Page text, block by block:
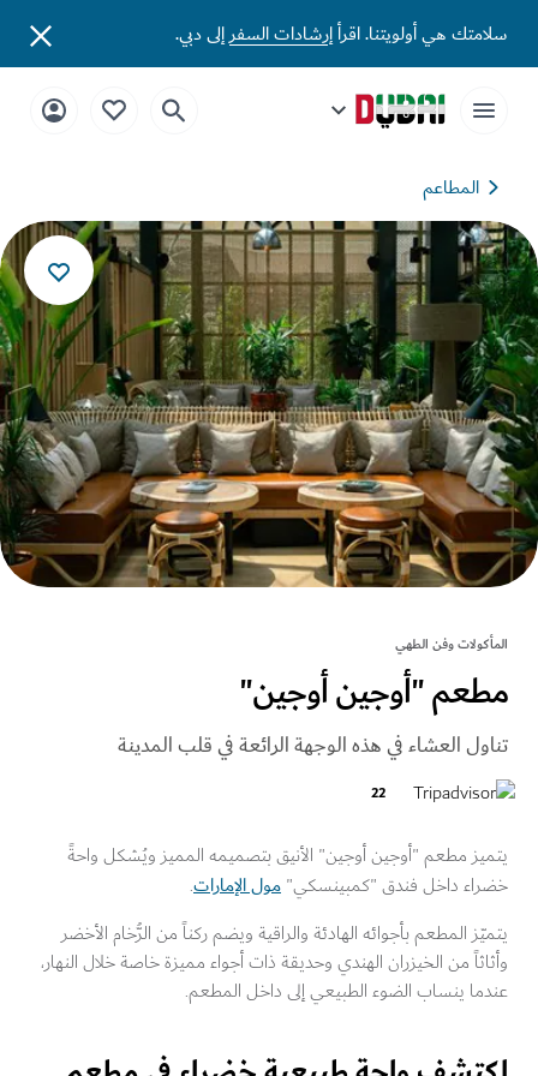
هي أولويتنا. اقرأإرشادات السفرإلى دبي.
المطاعم
وفن الطهي
"أوجين أوجين"
العشاء في هذه الوجهة الرائعة في قلب المدينة
22
مطعم "أوجين أوجين" الأنيق بتصميمه المميز ويُشكل واحةً
داخل فندق "كمبينسكي"مول الإمارات.
المطعم بأجوائه الهادئة والراقية ويضم ركناً من الرُّخام الأخضر
من الخيزران الهندي وحديقة ذات أجواء مميزة خاصة خلال النهار،
ينساب الضوء الطبيعي إلى داخل المطعم.